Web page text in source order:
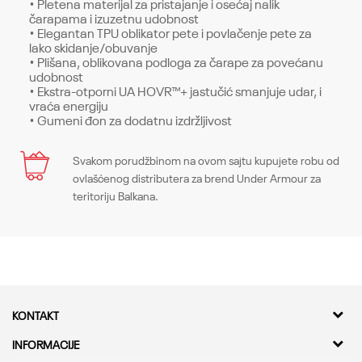
čarapama i izuzetnu udobnost
• Elegantan TPU oblikator pete i povlačenje pete za
lako skidanje/obuvanje
• Plišana, oblikovana podloga za čarape za povećanu
udobnost
• Ekstra-otporni UA HOVR™+ jastučić smanjuje udar, i
vraća energiju
• Gumeni đon za dodatnu izdržljivost
Karakteristika
Kategorija
CO
Ime/Nadimak
Svakom porudžbinom na ovom sajtu kupujete robu od
ovlašćenog distributera za brend Under Armour za
teritoriju Balkana.
KONTAKT
Kvantum Sport d.o.o.
INFORMACIJE